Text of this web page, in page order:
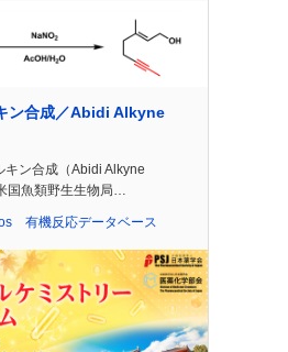
ン合成／Abidi Alkyne
キン合成（Abidi Alkyne
国魚類野生生物局…
有機反応データベース